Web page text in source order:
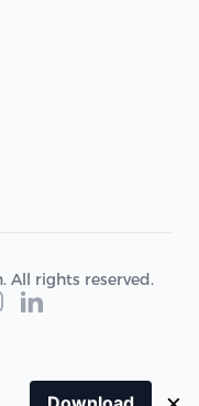
All rights reserved.